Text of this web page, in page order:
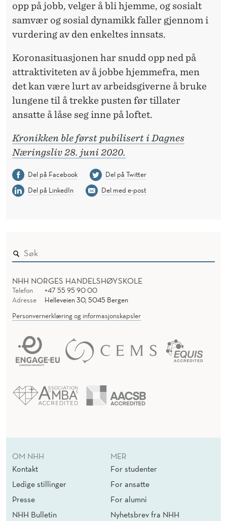
opp på jobb, velger å bli hjemme, og sosialt
samvær og sosial dynamikk faller gjennom i
vurdering av den enkeltes innsats.
Koronasituasjonen har snudd opp ned på
attraktiviteten av å jobbe hjemmefra, men
det kan være lurt av arbeidsgiverne å bruke
lungene til å trekke pusten før tillater
ansatte å låse seg inne på loftet.
Kronikken ble først pubilisert i Dagnes
Næringsliv 28. juni 2020.
Del på Facebook
Del på Twitter
Del på LinkedIn
Del med e-post
NHH NORGES HANDELSHØYSKOLE
Telefon
+47 55 95 90 00
Adresse
Helleveien 30, 5045 Bergen
Personvernerklæring og informasjonskapsler
OM NHH
Kontakt
Ledige stillinger
Presse
NHH Bulletin
MER
For studenter
For ansatte
For alumni
Nyhetsbrev fra NHH